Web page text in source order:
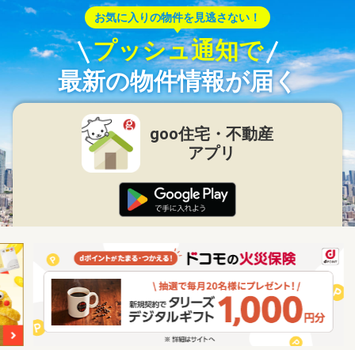
お気に入りの物件を見逃さない！
プッシュ通知で
最新の物件情報が届く
goo住宅・不動産
アプリ